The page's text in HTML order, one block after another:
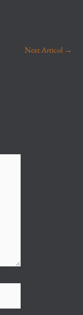
Next Articol →